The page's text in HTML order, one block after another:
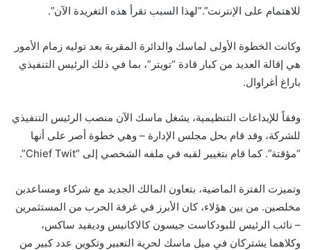
للاهتمام على الإنترنت”.”لهذا السبب تقرأ هذه التغريدة الآن”.
وكانت الخطوة الأولى لماسك والدائرة المقربة بعد توليه زمام الأمور
هي إقالة العديد من كبار قادة “تويتر”، بما في ذلك الرئيس التنفيذي
باراغ أغراوال.
وفقاً للإيداعات التنظيمية، يشغل ماسك الآن منصب الرئيس التنفيذي
للشركة، وقد قام بحل مجلس الإدارة – وهي خطوة أصر على أنها
“مؤقتة”. كما قام بتغيير لقبه في ملفه الشخصي إلى “Chief Twit”.
وتميزت الفترة الماضية، بتعاون المالك الجديد مع شركاء ومساعدين
مخلصين. من بين هؤلاء، كان الأبرز في غرفة الحرب من المستثمرين
– نائب الرئيس للبودكاست جيسون كالاكانيس وديفيد ساكس،
وكلاهما يشتركان في ميل ماسك لحرية التعبير وتكوين عدد كبير من